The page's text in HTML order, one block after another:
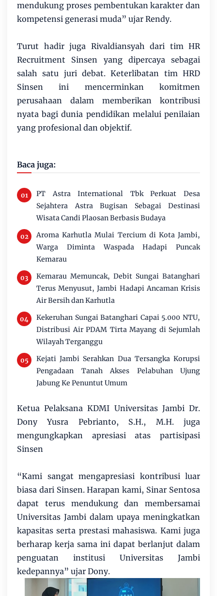
mendukung proses pembentukan karakter dan
kompetensi generasi muda” ujar Rendy.
Turut hadir juga Rivaldiansyah dari tim HR
Recruitment Sinsen yang dipercaya sebagai
salah satu juri debat. Keterlibatan tim HRD
Sinsen ini mencerminkan komitmen
perusahaan dalam memberikan kontribusi
nyata bagi dunia pendidikan melalui penilaian
yang profesional dan objektif.
Baca juga:
PT Astra International Tbk Perkuat Desa
Sejahtera Astra Bugisan Sebagai Destinasi
Wisata Candi Plaosan Berbasis Budaya
Aroma Karhutla Mulai Tercium di Kota Jambi,
Warga Diminta Waspada Hadapi Puncak
Kemarau
Kemarau Memuncak, Debit Sungai Batanghari
Terus Menyusut, Jambi Hadapi Ancaman Krisis
Air Bersih dan Karhutla
Kekeruhan Sungai Batanghari Capai 5.000 NTU,
Distribusi Air PDAM Tirta Mayang di Sejumlah
Wilayah Terganggu
Kejati Jambi Serahkan Dua Tersangka Korupsi
Pengadaan Tanah Akses Pelabuhan Ujung
Jabung Ke Penuntut Umum
Ketua Pelaksana KDMI Universitas Jambi Dr.
Dony Yusra Pebrianto, S.H., M.H. juga
mengungkapkan apresiasi atas partisipasi
Sinsen
“Kami sangat mengapresiasi kontribusi luar
biasa dari Sinsen. Harapan kami, Sinar Sentosa
dapat terus mendukung dan membersamai
Universitas Jambi dalam upaya meningkatkan
kapasitas serta prestasi mahasiswa. Kami juga
berharap kerja sama ini dapat berlanjut dalam
penguatan institusi Universitas Jambi
kedepannya” ujar Dony.